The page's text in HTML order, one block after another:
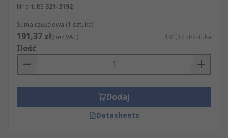
Nr art. RS 321-3192
Suma częściowa (1 sztuka)
191,37 zł(bez VAT) 191,37 zł/sztuka
Ilość
Dodaj
Datasheets